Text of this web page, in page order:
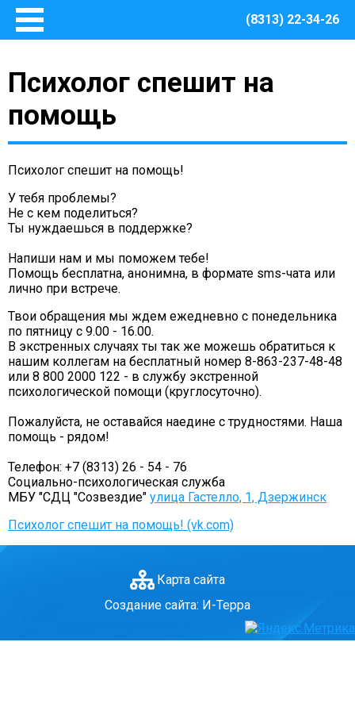
(8313) 22-34-26
Основные сведения
Документы
Структура Центра
Руководство
Финансово – хозяйственная деятельность
обеспечения муниципальных нужд Центра
Безопасная среда
Пожарная безопасность
Антитеррористическая защищенность
ГО и ЧС
О правилах безопасности при морозе
Безопасность дорожного движения
Безопасность на железной дороге
Безопасность на воде
Профилактика асоциального поведения
Мошенники не дремлют
ОСТОРОЖНО, КЛЕЩИ!
Противодействие коррупции
Информация о кадровом обеспечении, вакансии
Психолог спешит на
помощь
Психолог спешит на помощь!
У тебя проблемы?
Не с кем поделиться?
Ты нуждаешься в поддержке?
Напиши нам и мы поможем тебе!
Помощь бесплатна, анонимна, в формате sms-чата или
лично при встрече.
Твои обращения мы ждем ежедневно с понедельника
по пятницу с 9.00 - 16.00.
В экстренных случаях ты так же можешь обратиться к
нашим коллегам на бесплатный номер 8-863-237-48-48
или 8 800 2000 122 - в службу экстренной
психологической помощи (круглосуточно).
Пожалуйста, не оставайся наедине с трудностями. Наша
помощь - рядом!
Телефон: +7 (8313) 26 - 54 - 76
Социально-психологическая служба
МБУ "СДЦ "Созвездие" улица Гастелло, 1, Дзержинск
Психолог спешит на помощь! (vk.com)
Карта сайта
Создание сайта: И-Терра